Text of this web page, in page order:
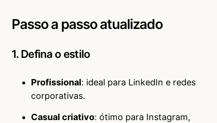
Passo a passo atualizado
1. Defina o estilo
Profissional: ideal para LinkedIn e redes
corporativas.
Casual criativo: ótimo para Instagram,